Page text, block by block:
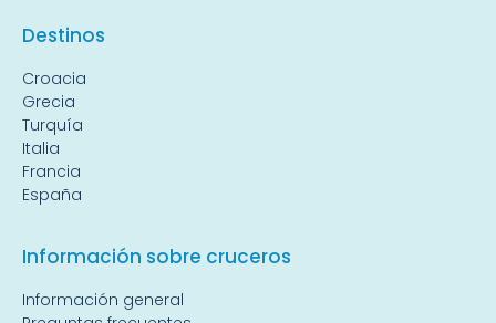
Destinos
Croacia
Grecia
Turquía
Italia
Francia
España
Información sobre cruceros
Información general